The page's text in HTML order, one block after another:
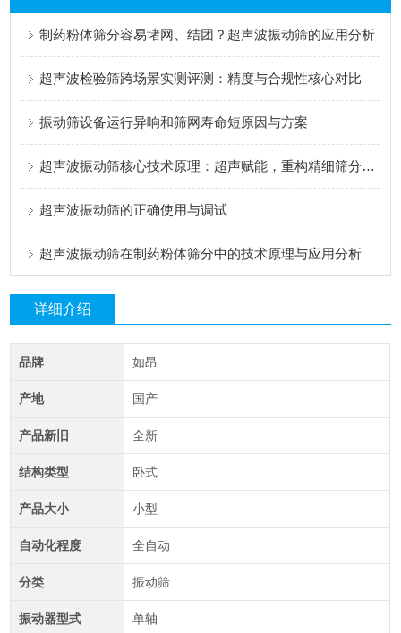
制药粉体筛分容易堵网、结团？超声波振动筛的应用分析
超声波检验筛跨场景实测评测：精度与合规性核心对比
振动筛设备运行异响和筛网寿命短原因与方案
超声波振动筛核心技术原理：超声赋能，重构精细筛分逻辑
超声波振动筛的正确使用与调试
超声波振动筛在制药粉体筛分中的技术原理与应用分析
详细介绍
品牌 如昂
产地 国产
产品新旧 全新
结构类型 卧式
产品大小 小型
自动化程度 全自动
分类 振动筛
振动器型式 单轴